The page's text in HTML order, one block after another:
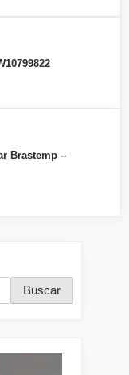
Brastemp –
Buscar